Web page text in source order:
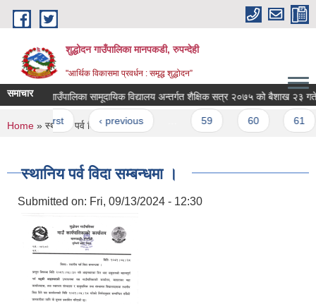
Skip to main content
शुद्धोदन गाउँपालिका मानपकडी, रुपन्देही
"आर्थिक विकासमा प्रवर्धन : समृद्ध शुद्धोदन”
समाचार
शुद्धोधन गाउँपालिका सामूदायिक विद्यालय अन्तर्गत शैक्षिक सत्र २०७५ को बैशाख २३ गते
Pages ‹ previous
You are here
Home » स्थानिय पर्व विदा सम्बन्धमा ।
स्थानिय पर्व विदा सम्बन्धमा ।
Submitted on: Fri, 09/13/2024 - 12:30